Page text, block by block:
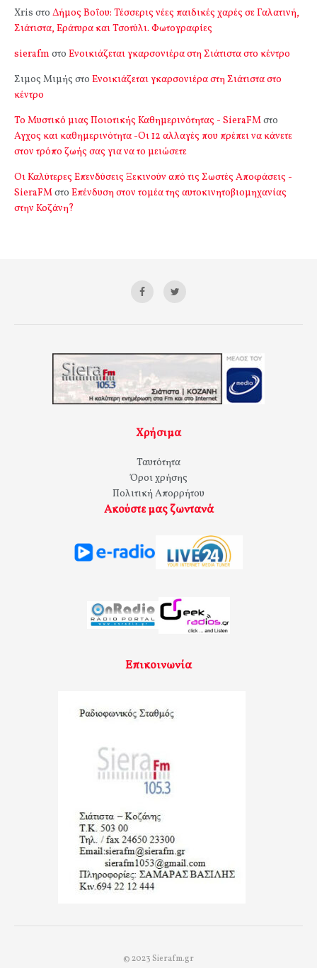
Xris στο Δήμος Βοΐου: Τέσσερις νέες παιδικές χαρές σε Γαλατινή,
Σιάτιστα, Εράτυρα και Τσοτύλι. Φωτογραφίες
sierafm στο Ενοικιάζεται γκαρσονιέρα στη Σιάτιστα στο κέντρο
Σιμος Μιμής στο Ενοικιάζεται γκαρσονιέρα στη Σιάτιστα στο
κέντρο
Το Μυστικό μιας Ποιοτικής Καθημερινότητας - SieraFMστο
Αγχος και καθημερινότητα -Οι 12 αλλαγές που πρέπει να κάνετε
στον τρόπο ζωής σας για να το μειώσετε
Οι Καλύτερες Επενδύσεις Ξεκινούν από τις Σωστές Αποφάσεις -
SieraFMστο Επένδυση στον τομέα της αυτοκινητοβιομηχανίας
στην Κοζάνη?
Χρήσιμα
Ταυτότητα
Όροι χρήσης
Πολιτική Απορρήτου
Ακούστε μας ζωντανά
Επικοινωνία
© 2023 Sierafm.gr